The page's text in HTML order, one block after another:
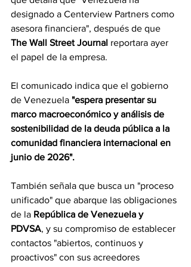
designado a Centerview Partners como
asesora financiera", después de que
The Wall Street Journal reportara ayer
el papel de la empresa.
El comunicado indica que el gobierno
de Venezuela "espera presentar su
marco macroeconómico y análisis de
sostenibilidad de la deuda pública a la
comunidad financiera internacional en
junio de 2026".
También señala que busca un "proceso
unificado" que abarque las obligaciones
de la República de Venezuela y
PDVSA, y su compromiso de establecer
contactos "abiertos, continuos y
proactivos" con sus acreedores